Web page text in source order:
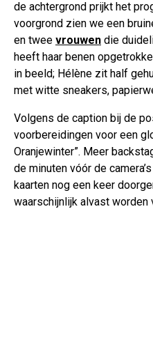
de achtergrond prijkt het
voorgrond zien we een
en twee vrouwen die
heeft haar benen
in beeld; Hélène zit half
met witte sneakers,
Volgens de caption bij de
voorbereidingen voor een
Oranjewinter”. Meer
de minuten vóór de
kaarten nog een keer
waarschijnlijk alvast worden